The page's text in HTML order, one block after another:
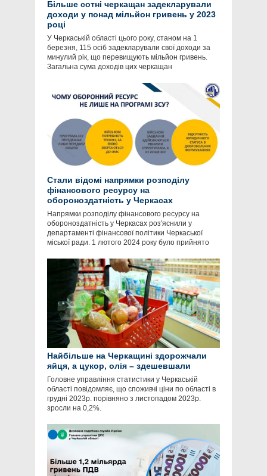
Більше сотні черкащан задекларували
доходи у понад мільйон гривень у 2023
році
У Черкаській області цього року, станом на 1
березня, 115 осіб задекларували свої доходи за
минулий рік, що перевищують мільйон гривень.
Загальна сума доходів цих черкащан
Стали відомі напрямки розподілу
фінансового ресурсу на
обороноздатність у Черкасах
Напрямки розподілу фінансового ресурсу на
обороноздатність у Черкасах роз'яснили у
департаменті фінансової політики Черкаської
міської ради. 1 лютого 2024 року було прийнято
Найбільше на Черкащині здорожчали
яйця, а цукор, олія – здешевшали
Головне управління статистики у Черкаській
області повідомляє, що споживчі ціни по області в
грудні 2023р. порівняно з листопадом 2023р.
зросли на 0,2%.